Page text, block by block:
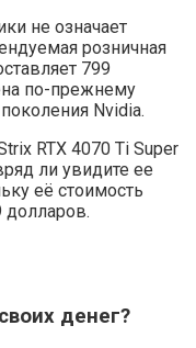
не означает
розничная
799
по-прежнему
Nvidia.
RTX 4070 Ti Super
ли увидите ее
её стоимость
долларов.
денег?